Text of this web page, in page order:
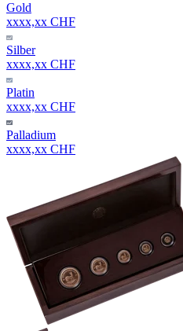
Gold
xxxx,xx CHF
Silber
xxxx,xx CHF
Platin
xxxx,xx CHF
Palladium
xxxx,xx CHF